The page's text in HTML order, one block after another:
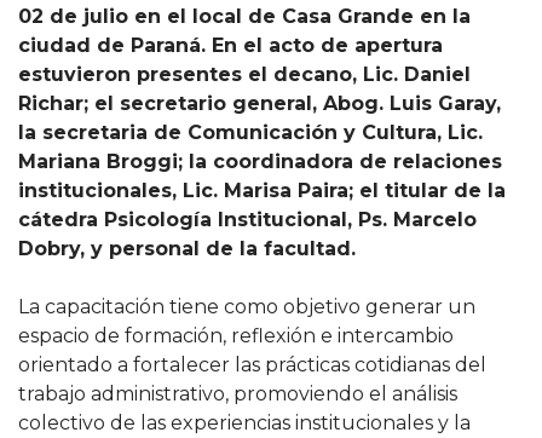
02 de julio en el local de Casa Grande en la
ciudad de Paraná. En el acto de apertura
estuvieron presentes el decano, Lic. Daniel
Richar; el secretario general, Abog. Luis Garay,
la secretaria de Comunicación y Cultura, Lic.
Mariana Broggi; la coordinadora de relaciones
institucionales, Lic. Marisa Paira; el titular de la
cátedra Psicología Institucional, Ps. Marcelo
Dobry, y personal de la facultad.
La capacitación tiene como objetivo generar un
espacio de formación, reflexión e intercambio
orientado a fortalecer las prácticas cotidianas del
trabajo administrativo, promoviendo el análisis
colectivo de las experiencias institucionales y la